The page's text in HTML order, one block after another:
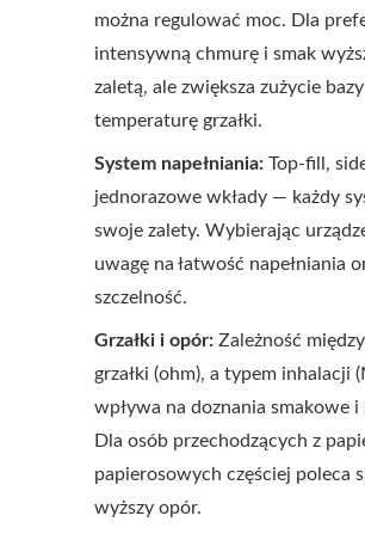
można regulować moc. Dla
intensywną chmurę i smak
zaletą, ale zwiększa zużycie
temperaturę grzałki.
System napełniania: Top-fill,
jednorazowe wkłady — każdy
swoje zalety. Wybierając
uwagę na łatwość napełniania
szczelność.
Grzałki i opór: Zależność
grzałki (ohm), a typem inhalacji
wpływa na doznania smakowe i
Dla osób przechodzących z
papierosowych częściej poleca
wyższy opór.